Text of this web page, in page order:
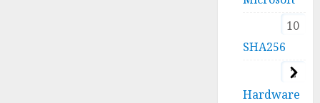
10
SHA256
2
Hardware